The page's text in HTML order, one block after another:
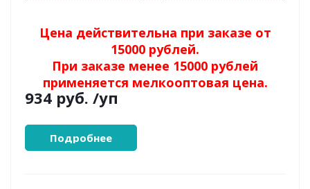
Цена действительна при заказе от
15000 рублей.
При заказе менее 15000 рублей
применяется мелкооптовая цена.
934 руб. /уп
Подробнее